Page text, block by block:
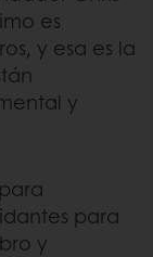
es
y esa es la
y
para
y